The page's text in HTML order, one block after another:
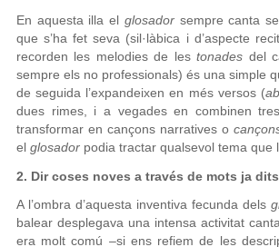
En aquesta illa el glosador sempre canta
que s’ha fet seva (sil·làbica i d’aspecte
recorden les melodies de lestonades del
sempre els no professionals) és una simple
de seguida l’expandeixen en més versos (
dues rimes, i a vegades en combinen
transformar en cançons narratives o
el glosador podia tractar qualsevol tema
2. Dir coses noves a través de mots ja dits
A l’ombra d’aquesta inventiva fecunda dels
balear desplegava una intensa activitat
era molt comú –si ens refiem de les